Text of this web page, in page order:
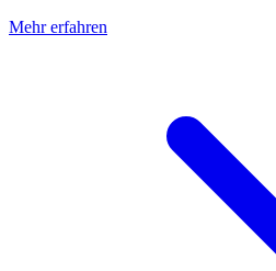
Mehr erfahren